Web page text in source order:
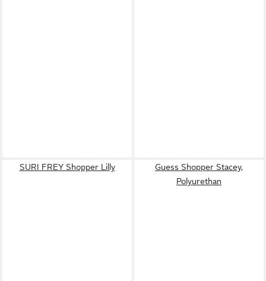
SURI FREY Shopper Lilly
Guess Shopper Stacey,
Polyurethan